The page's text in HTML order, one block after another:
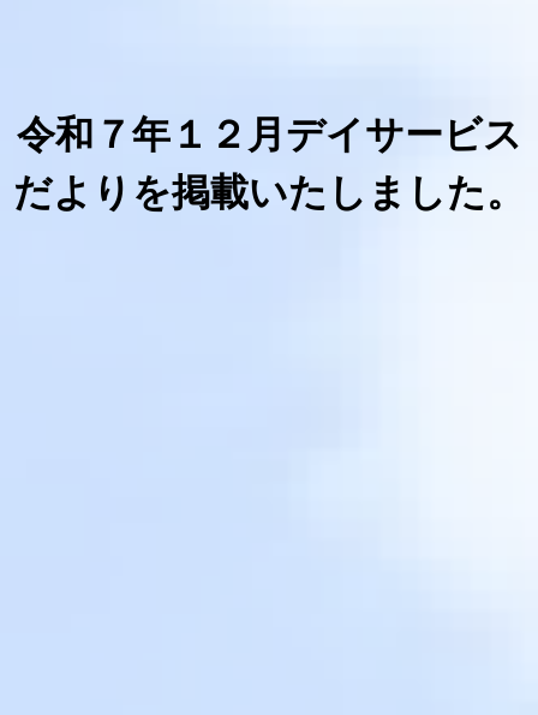
令和７年１２月デイサービス
だよりを掲載いたしました。